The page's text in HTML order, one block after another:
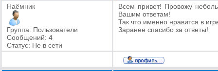
Наёмник
Группа: Пользователи
Сообщений: 4
Статус: Не в сети
Всем привет! Провожу
Вашим ответам!
Так что именно нравится в
Заранее спасибо за ответы!